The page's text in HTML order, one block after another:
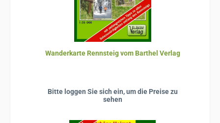
Wanderkarte Rennsteig vom Barthel Verlag
Bitte loggen Sie sich ein, um die Preise zu
sehen